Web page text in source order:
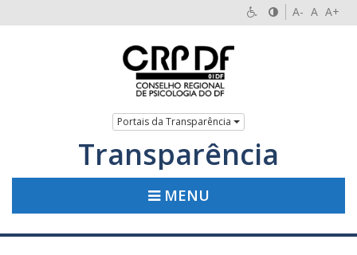
A- A A+
Portais da Transparência
Transparência
MENU